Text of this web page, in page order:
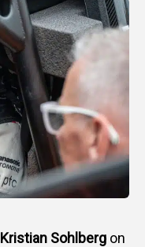
Kristian Sohlberg on